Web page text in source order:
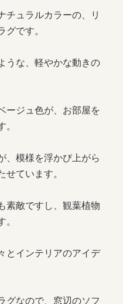
チュラルカラーの、リ
グです。
うな、軽やかな動きの
ージュ色が、お部屋を
。
、模様を浮かび上がら
せています。
素敵ですし、観葉植物
。
とインテリアのアイデ
グなので、窓辺のソフ